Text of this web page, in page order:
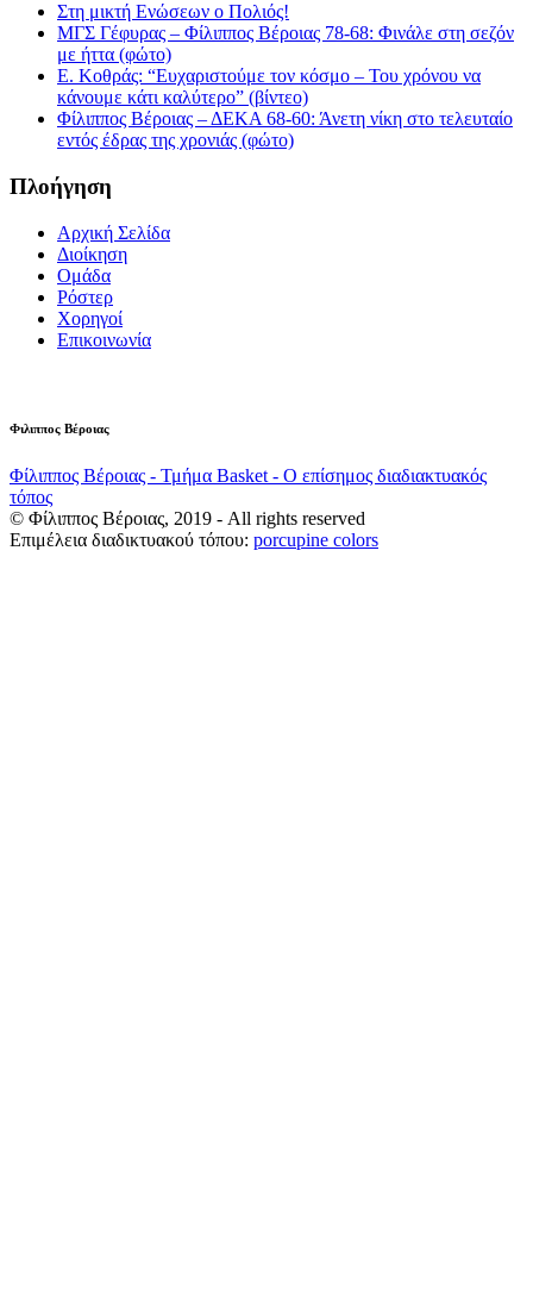
Στη μικτή Ενώσεων ο Πολιός!
ΜΓΣ Γέφυρας – Φίλιππος Βέροιας 78-68: Φινάλε στη σεζόν
με ήττα (φώτο)
Ε. Κοθράς: “Ευχαριστούμε τον κόσμο – Του χρόνου να
κάνουμε κάτι καλύτερο” (βίντεο)
Φίλιππος Βέροιας – ΔΕΚΑ 68-60: Άνετη νίκη στο τελευταίο
εντός έδρας της χρονιάς (φώτο)
Πλοήγηση
Αρχική Σελίδα
Διοίκηση
Ομάδα
Ρόστερ
Χορηγοί
Επικοινωνία
Φιλιππος Βέροιας
Φίλιππος Βέροιας - Τμήμα Basket - Ο επίσημος διαδιακτυακός
τόπος
© Φίλιππος Βέροιας, 2019 - All rights reserved
Επιμέλεια διαδικτυακού τόπου: porcupine colors